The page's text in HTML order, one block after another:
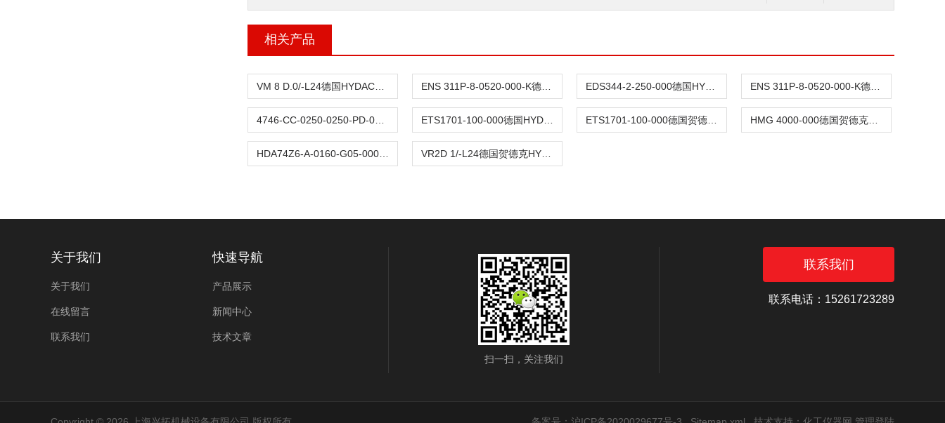
相关产品
关于我们
关于我们
在线留言
联系我们
快速导航
产品展示
新闻中心
技术文章
扫一扫，关注我们
联系我们
联系电话：15261723289